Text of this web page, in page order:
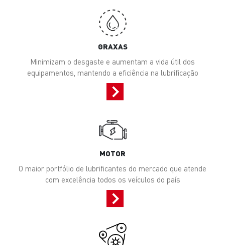
GRAXAS
Minimizam o desgaste e aumentam a vida útil dos
equipamentos, mantendo a eficiência na lubrificação
MOTOR
O maior portfólio de lubrificantes do mercado que atende
com excelência todos os veículos do país